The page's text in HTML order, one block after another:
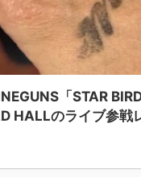
「STAR
HALLのライブ参戦